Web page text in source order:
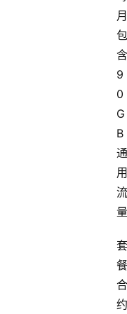
月
包
含
9
0
G
B
通
用
流
量
套
餐
合
约